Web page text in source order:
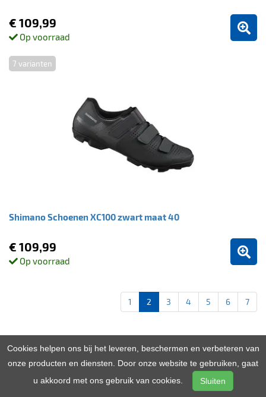
€ 109,99
Op voorraad
Shimano Schoenen XC100 zwart maat 40
7 varianten
€ 109,99
Op voorraad
1 2 3 4 5 6 7
Cookies helpen ons bij het leveren, beschermen en verbeteren van
onze producten en diensten. Door onze website te gebruiken, gaat
u akkoord met ons gebruik van cookies.
Sluiten